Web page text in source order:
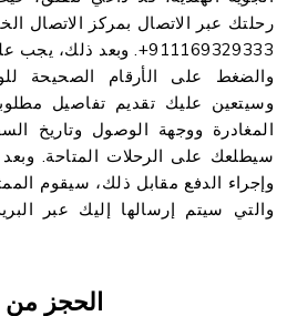
رحلتك عبر الاتصال بمركز الاتصال
911169329333+. وبعد
والضغط على الأرقام الصحيحة
وسيتعين عليك تقديم تفاصيل
المغادرة ووجهة الوصول وتاريخ
سيطلعك على الرحلات المتاحة. وبعد
وإجراء الدفع مقابل ذلك، سيقوم
والتي سيتم إرسالها إليك عبر
الحجز من